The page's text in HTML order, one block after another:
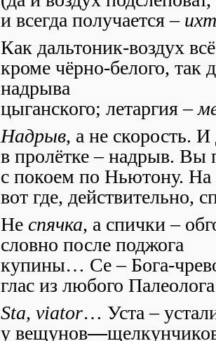
и всегда получается –
Как дальтоник-воздух
кроме чёрно-белого, так
надрыва
цыганского; летаргия –
Надрыв, а не скорость.
в пролётке – надрыв. Вы
с покоем по Ньютону.
вот где, действительно,
Не спячка, а спички –
словно после поджога
купины… Се – Бога-
глас из любого
Sta, viator… Уста –
у вещунов—